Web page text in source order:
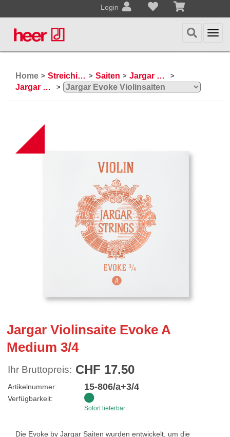
Login
Home > Streichinstrumente > Saiten > Jargar Saiten >
Jargar Violinsaiten >
Jargar Violinsaite Evoke A
Medium 3/4
Ihr Bruttopreis: CHF 17.50
Artikelnummer: 15-806/a+3/4
Verfügbarkeit:
Sofort lieferbar
Die Evoke by Jargar Saiten wurden entwickelt, um die